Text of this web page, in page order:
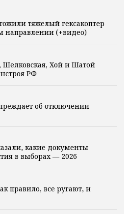
тяжелый гексакоптер
направлении (+видео)
Хой и Шатой
РФ
об отключении
какие документы
в выборах — 2026
правило, все ругают, и